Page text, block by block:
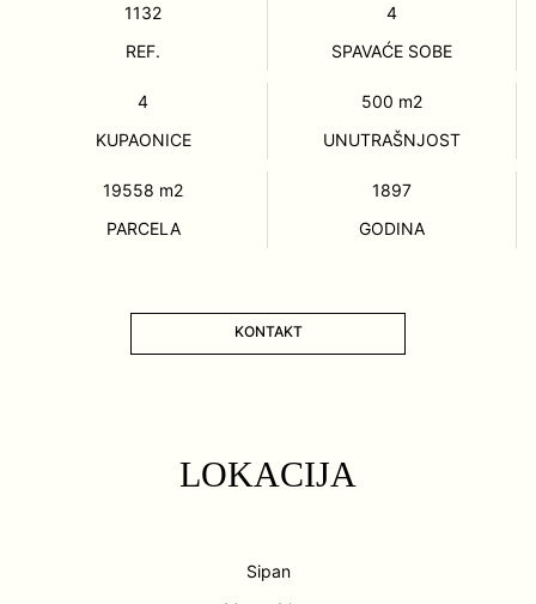
1132
REF.
4
SPAVAĆE SOBE
4
KUPAONICE
500 m2
UNUTRAŠNJOST
19558 m2
PARCELA
1897
GODINA
KONTAKT
LOKACIJA
Sipan